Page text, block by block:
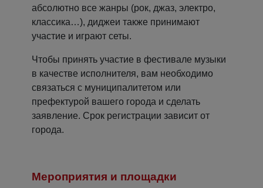
абсолютно все жанры (рок, джаз, электро,
классика…), диджеи также принимают
участие и играют сеты.
Чтобы принять участие в фестивале музыки
в качестве исполнителя, вам необходимо
связаться с муниципалитетом или
префектурой вашего города и сделать
заявление. Срок регистрации зависит от
города.
Мероприятия и площадки